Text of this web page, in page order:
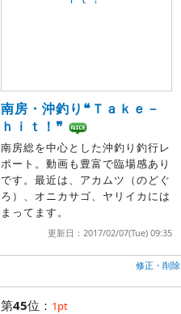
南房・沖釣り❝Ｔａｋｅ－
ｈｉｔ！❞
南房総を中心とした沖釣り釣行レ
ポート。動画も豊富で臨場感あり
です。最近は、アカムツ（のどぐ
ろ）、オニカサゴ、ヤリイカには
まってます。
更新日：2017/02/07(Tue) 09:35
修正・削除
第45位： 1pt